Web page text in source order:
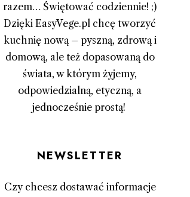
razem… Świętować codziennie! ;)
Dzięki EasyVege.pl chcę tworzyć
kuchnię nową – pyszną, zdrową i
domową, ale też dopasowaną do
świata, w którym żyjemy,
odpowiedzialną, etyczną, a
jednocześnie prostą!
Newsletter
Czy chcesz dostawać informacje